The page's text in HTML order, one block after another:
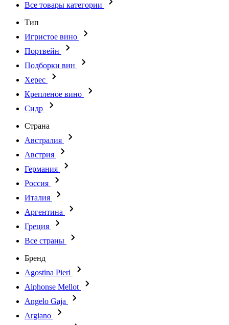
Все товары категории
Тип
Игристое вино
Портвейн
Подборки вин
Херес
Крепленое вино
Сидр
Страна
Австралия
Австрия
Германия
Россия
Италия
Аргентина
Греция
Все страны
Бренд
Agostina Pieri
Alphonse Mellot
Angelo Gaja
Argiano